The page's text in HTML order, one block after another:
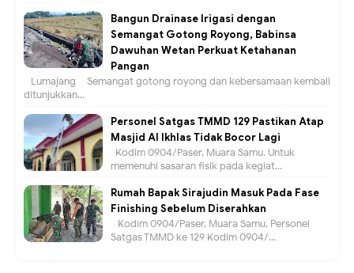
Bangun Drainase Irigasi dengan
Semangat Gotong Royong, Babinsa
Dawuhan Wetan Perkuat Ketahanan
Pangan
Lumajang – Semangat gotong royong dan kebersamaan kembali
ditunjukkan...
Personel Satgas TMMD 129 Pastikan Atap
Masjid Al Ikhlas Tidak Bocor Lagi
Kodim 0904/Paser, Muara Samu. Untuk
memenuhi sasaran fisik pada kegiat...
Rumah Bapak Sirajudin Masuk Pada Fase
Finishing Sebelum Diserahkan
Kodim 0904/Paser, Muara Samu. Personel
Satgas TMMD ke 129 Kodim 0904/...